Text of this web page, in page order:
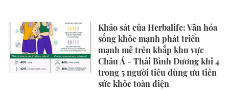
Khảo sát của Herbalife: Văn hóa
sống khỏe mạnh phát triển
mạnh mẽ trên khắp khu vực
Châu Á - Thái Bình Dương khi 4
trong 5 người tiêu dùng ưu tiên
sức khỏe toàn diện